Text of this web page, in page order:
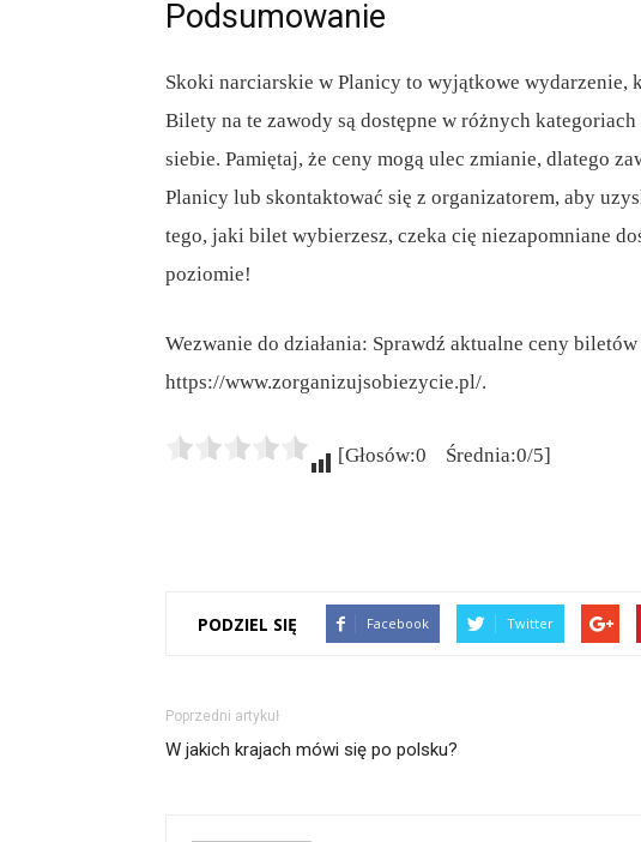
Podsumowanie
Skoki narciarskie w Planicy to wyjątkowe wydarzenie,
Bilety na te zawody są dostępne w różnych
siebie. Pamiętaj, że ceny mogą ulec zmianie, dlatego
Planicy lub skontaktować się z organizatorem, aby
tego, jaki bilet wybierzesz, czeka cię niezapomniane
poziomie!
Wezwanie do działania: Sprawdź aktualne ceny
https://www.zorganizujsobiezycie.pl/.
[Głosów:0 Średnia:0/5]
PODZIEL SIĘ Facebook Twitter
Poprzedni artykuł
W jakich krajach mówi się po polsku?